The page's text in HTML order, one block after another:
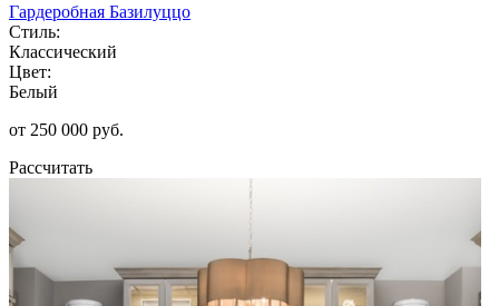
Гардеробная Базилуццо
Стиль:
Классический
Цвет:
Белый
от 250 000 руб.
Рассчитать